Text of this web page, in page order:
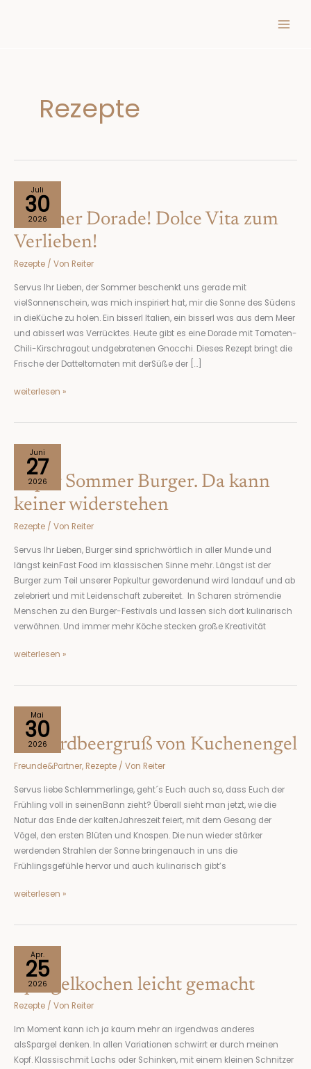
Rezepte
Juli
30
2026
Sommer Dorade! Dolce Vita zum
Verlieben!
Rezepte / Von Reiter
Servus Ihr Lieben, der Sommer beschenkt uns gerade mit
vielSonnenschein, was mich inspiriert hat, mir die Sonne des Südens
in dieKüche zu holen. Ein bisserl Italien, ein bisserl was aus dem Meer
und abisserl was Verrücktes. Heute gibt es eine Dorade mit Tomaten-
Chili-Kirschragout undgebratenen Gnocchi. Dieses Rezept bringt die
Frische der Datteltomaten mit derSüße der […]
Sommer
Dorade!
Dolce
Vita
zum
Verlieben!
weiterlesen »
Juni
27
2026
Super Sommer Burger. Da kann
keiner widerstehen
Rezepte / Von Reiter
Servus Ihr Lieben, Burger sind sprichwörtlich in aller Munde und
längst keinFast Food im klassischen Sinne mehr. Längst ist der
Burger zum Teil unserer Popkultur gewordenund wird landauf und ab
zelebriert und mit Leidenschaft zubereitet. In Scharen strömendie
Menschen zu den Burger-Festivals und lassen sich dort kulinarisch
verwöhnen. Und immer mehr Köche stecken große Kreativität
Super
Sommer
Burger.
Da
kann
keiner
weiterlesen »
Mai
30
2026
Ein Erdbeergruß von Kuchenengel
Freunde&Partner, Rezepte / Von Reiter
Servus liebe Schlemmerlinge, geht´s Euch auch so, dass Euch der
Frühling voll in seinenBann zieht? Überall sieht man jetzt, wie die
Natur das Ende der kaltenJahreszeit feiert, mit dem Gesang der
Vögel, den ersten Blüten und Knospen. Die nun wieder stärker
werdenden Strahlen der Sonne bringenauch in uns die
Frühlingsgefühle hervor und auch kulinarisch gibt’s
Erdbeergruß
weiterlesen »
Apr.
25
2026
Spargelkochen leicht gemacht
Rezepte / Von Reiter
Im Moment kann ich ja kaum mehr an irgendwas anderes
alsSpargel denken. In allen Variationen schwirrt er durch meinen
Kopf. Klassischmit Lachs oder Schinken, mit einem kleinen Schnitzer
Spargelkochen
leicht
gemacht